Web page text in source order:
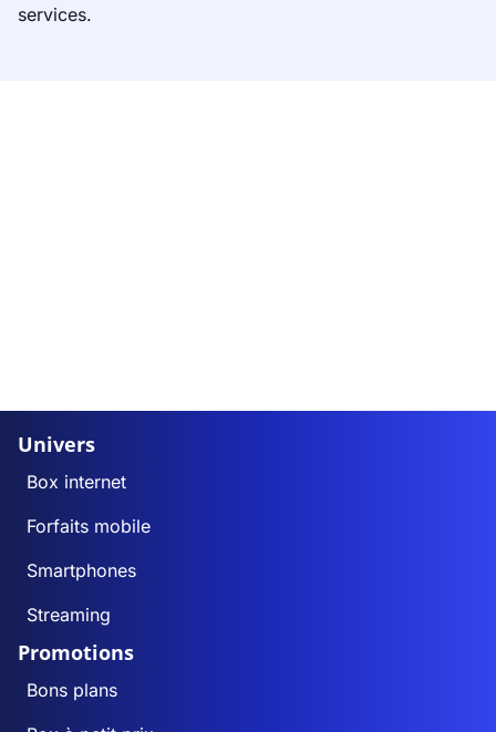
services.
Univers
Box internet
Forfaits mobile
Smartphones
Streaming
Promotions
Bons plans